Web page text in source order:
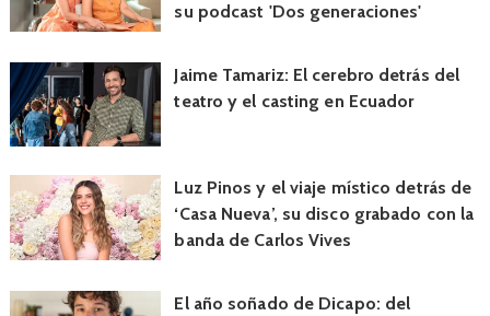
su podcast 'Dos generaciones'
Jaime Tamariz: El cerebro detrás del
teatro y el casting en Ecuador
Luz Pinos y el viaje místico detrás de
‘Casa Nueva’, su disco grabado con la
banda de Carlos Vives
El año soñado de Dicapo: del